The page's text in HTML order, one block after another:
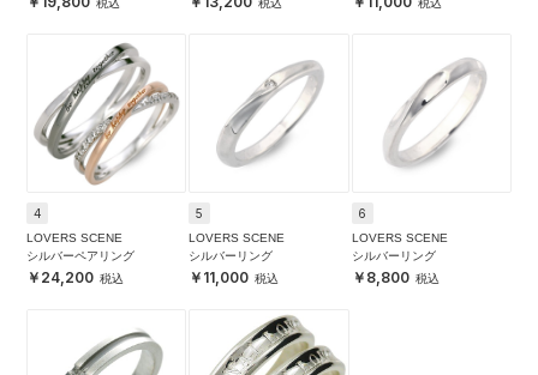
4
LOVERS SCENE
シルバーペアリング
24,200
5
LOVERS SCENE
シルバーリング
11,000
6
LOVERS SCENE
シルバーリング
8,800